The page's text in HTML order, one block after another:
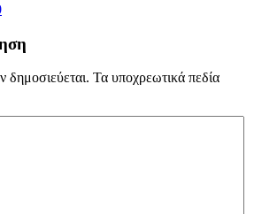
δημοσιεύεται. Τα υποχρεωτικά πεδία